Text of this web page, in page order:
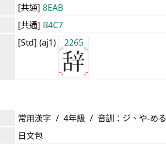
[共通] 8EAB
[共通] B4C7
[Std] (aj1) 2265
常用漢字 / 4年級 / 音訓：ジ、や-める
日文包